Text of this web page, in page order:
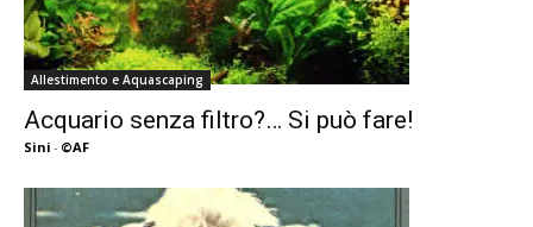
Allestimento e Aquascaping
Acquario senza filtro?… Si può fare!
Sini - ©AF